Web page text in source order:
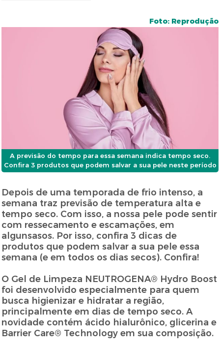
Foto: Reprodução
A previsão do tempo para essa semana indica tempo seco.
Confira 3 produtos que podem salvar a sua pele neste período
Depois de uma temporada de frio intenso, a
semana traz previsão de temperatura alta e
tempo seco. Com isso, a nossa pele pode sentir
com ressecamento e escamações, em
algunsasos. Por isso, confira 3 dicas de
produtos que podem salvar a sua pele essa
semana (e em todos os dias secos). Confira!
O Gel de Limpeza NEUTROGENA® Hydro Boost
foi desenvolvido especialmente para quem
busca higienizar e hidratar a região,
principalmente em dias de tempo seco. A
novidade contém ácido hialurônico, glicerina e
Barrier Care® Technology em sua composição.